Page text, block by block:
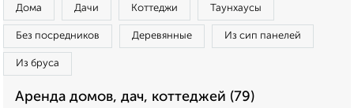
Дома Дачи Коттеджи Таунхаусы
Без посредников Деревянные Из сип панелей
Из бруса
Аренда домов, дач, коттеджей (79)